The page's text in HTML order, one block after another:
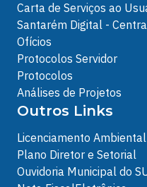
Carta de Serviços ao
Santarém Digital -
Ofícios
Protocolos Servidor
Protocolos
Análises de Projetos
Outros Links
Licenciamento Ambiental
Plano Diretor e Setorial
Ouvidoria Municipal do